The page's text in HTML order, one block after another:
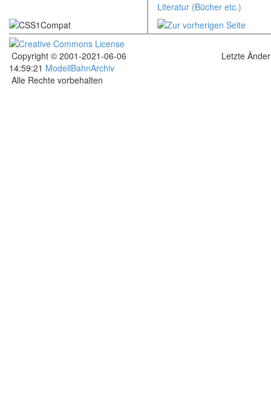
Literatur (Bücher etc.)
Copyright © 2001-2021-06-06
14:59:21 ModellBahnArchiv
Letzte
Alle Rechte vorbehalten